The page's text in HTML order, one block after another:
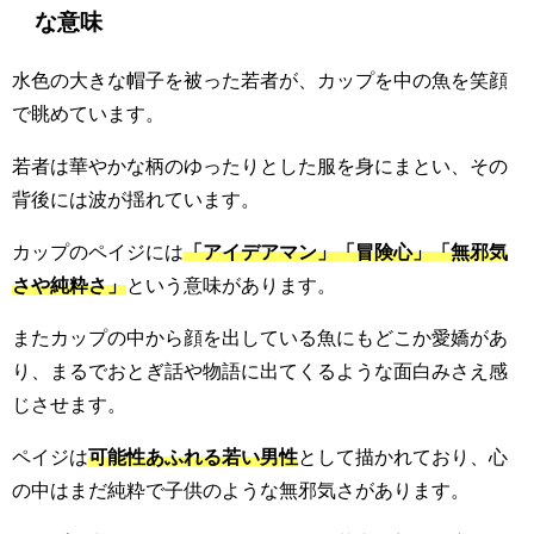
な意味
水色の大きな帽子を被った若者が、カップを中の魚を笑顔
で眺めています。
若者は華やかな柄のゆったりとした服を身にまとい、その
背後には波が揺れています。
カップのペイジには「アイデアマン」「冒険心」「無邪気
さや純粋さ」という意味があります。
またカップの中から顔を出している魚にもどこか愛嬌があ
り、まるでおとぎ話や物語に出てくるような面白みさえ感
じさせます。
ペイジは可能性あふれる若い男性として描かれており、心
の中はまだ純粋で子供のような無邪気さがあります。